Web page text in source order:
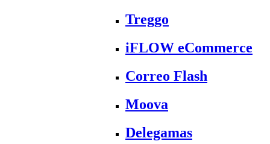
Treggo
iFLOW eCommerce
Correo Flash
Moova
Delegamas